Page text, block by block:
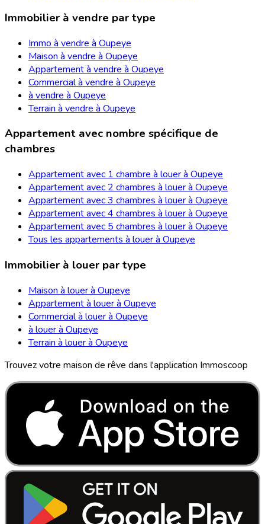
Immobilier à vendre par type
Immo à vendre à Oupeye
Maison à vendre à Oupeye
Appartement à vendre à Oupeye
Commercial à vendre à Oupeye
à vendre à Oupeye
Terrain à vendre à Oupeye
Appartement avec nombre spécifique de
chambres
Appartement avec 1 chambre à louer à Oupeye
Appartement avec 2 chambres à louer à Oupeye
Appartement avec 3 chambres à louer à Oupeye
Appartement avec 4 chambres à louer à Oupeye
Appartement avec 5 chambres à louer à Oupeye
Tous les appartements à louer à Oupeye
Immobilier à louer par type
Maison à louer à Oupeye
Appartement à louer à Oupeye
Commercial à louer à Oupeye
à louer à Oupeye
Terrain à louer à Oupeye
Trouvez votre maison de rêve dans l'application Immoscoop